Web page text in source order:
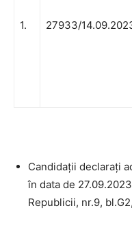
1. 27933/
Candidaţii declaraţi
în data de
Republicii, nr.9,